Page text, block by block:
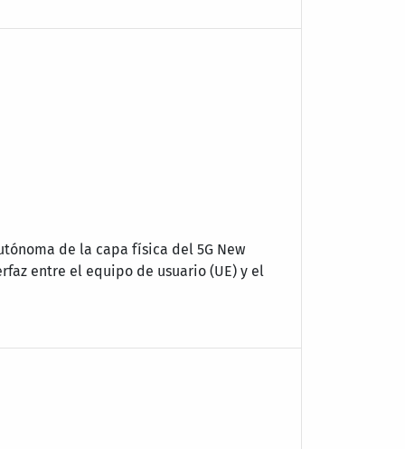
de la capa física del 5G New
entre el equipo de usuario (UE) y el